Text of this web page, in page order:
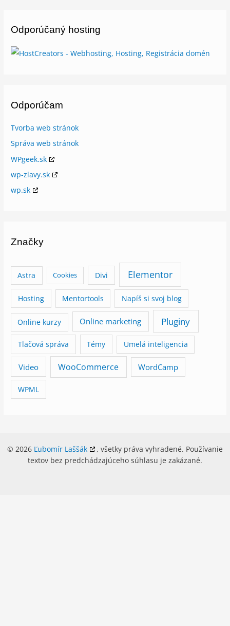
o
k
e
e
Odporúčaný hosting
Odporúčam
Tvorba web stránok
Správa web stránok
WPgeek.sk
wp-zlavy.sk
wp.sk
Značky
Astra Cookies Divi Elementor
Hosting Mentortools Napíš si svoj blog
Online kurzy Online marketing Pluginy
Tlačová správa Témy Umelá inteligencia
Video WooCommerce WordCamp
WPML
© 2026 Ľubomír Laššák
, všetky práva vyhradené. Používanie
textov bez predchádzajúceho súhlasu je zakázané.